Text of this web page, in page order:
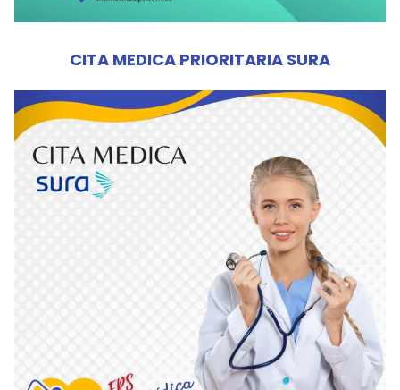
CITA MEDICA PRIORITARIA SURA